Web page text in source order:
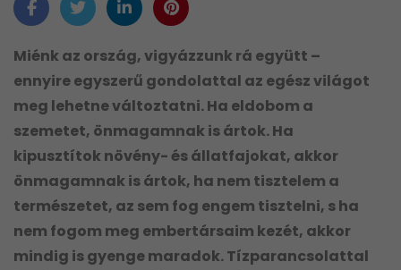
Miénk az ország, vigyázzunk rá együtt –
ennyire egyszerű gondolattal az egész világot
meg lehetne változtatni. Ha eldobom a
szemetet, önmagamnak is ártok. Ha
kipusztítok növény- és állatfajokat, akkor
önmagamnak is ártok, ha nem tisztelem a
természetet, az sem fog engem tisztelni, s ha
nem fogom meg embertársaim kezét, akkor
mindig is gyenge maradok. Tízparancsolattal